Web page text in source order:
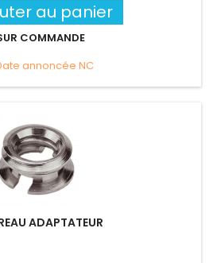
au panier
COMMANDE
annoncée NC
ADAPTATEUR